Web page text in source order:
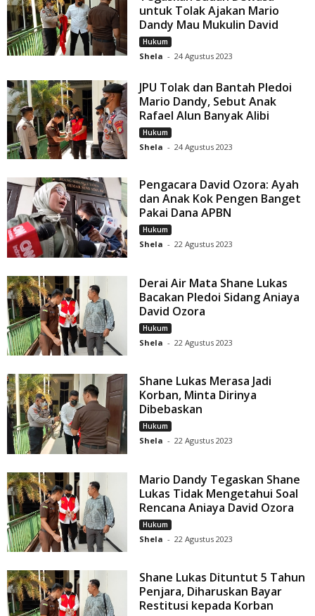
untuk Tolak Ajakan Mario
Dandy Mau Mukulin David
Hukum
Shela - 24 Agustus 2023
JPU Tolak dan Bantah Pledoi
Mario Dandy, Sebut Anak
Rafael Alun Banyak Alibi
Hukum
Shela - 24 Agustus 2023
Pengacara David Ozora: Ayah
dan Anak Kok Pengen Banget
Pakai Dana APBN
Hukum
Shela - 22 Agustus 2023
Derai Air Mata Shane Lukas
Bacakan Pledoi Sidang Aniaya
David Ozora
Hukum
Shela - 22 Agustus 2023
Shane Lukas Merasa Jadi
Korban, Minta Dirinya
Dibebaskan
Hukum
Shela - 22 Agustus 2023
Mario Dandy Tegaskan Shane
Lukas Tidak Mengetahui Soal
Rencana Aniaya David Ozora
Hukum
Shela - 22 Agustus 2023
Shane Lukas Dituntut 5 Tahun
Penjara, Diharuskan Bayar
Restitusi kepada Korban